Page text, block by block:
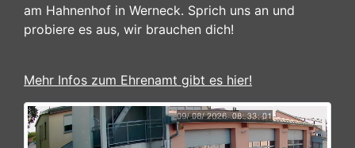
am Hahnenhof in Werneck. Sprich uns an und
probiere es aus, wir brauchen dich!
Mehr Infos zum Ehrenamt gibt es hier!